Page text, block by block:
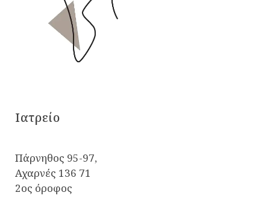
Iατρείο
Πάρνηθος 95-97,
Αχαρνές 136 71
2ος όροφος